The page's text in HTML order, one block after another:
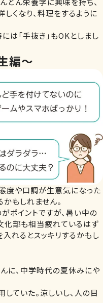
くなり、料理をするように
は「手抜き」もOKとしまし
編～
度や口調が生意気になった
かもしれません。
ポイントですが、暑い中の
化部も相当疲れているはず
れるとスッキリするかもし
に、中学時代の夏休みにや
ていた。涼しいし、人の目